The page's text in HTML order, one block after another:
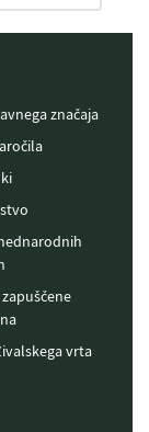
značaja
vrta